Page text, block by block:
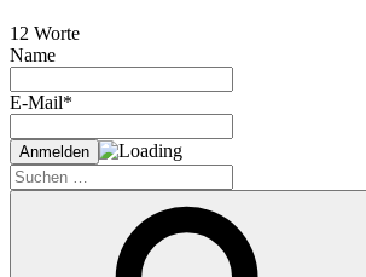
12 Worte
Name
E-Mail*
Suche
nach: